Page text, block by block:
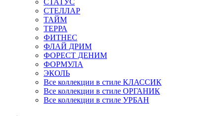
СТАТУС
СТЕЛЛАР
ТАЙМ
ТЕРРА
ФИТНЕС
ФЛАЙ ДРИМ
ФОРЕСТ ДЕНИМ
ФОРМУЛА
ЭКОЛЬ
Все коллекции в стиле КЛАССИК
Все коллекции в стиле ОРГАНИК
Все коллекции в стиле УРБАН